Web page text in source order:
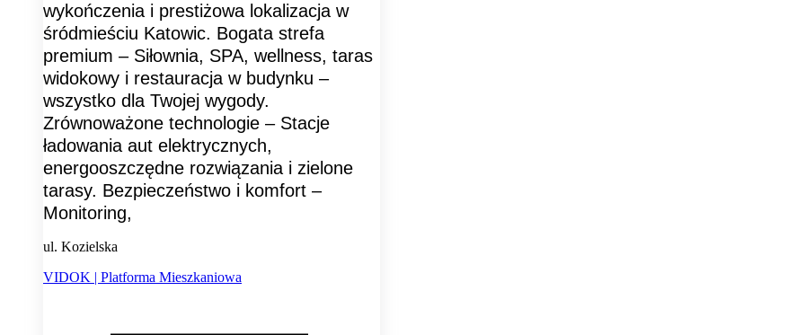
wykończenia i prestiżowa lokalizacja w
śródmieściu Katowic. Bogata strefa
premium – Siłownia, SPA, wellness, taras
widokowy i restauracja w budynku –
wszystko dla Twojej wygody.
Zrównoważone technologie – Stacje
ładowania aut elektrycznych,
energooszczędne rozwiązania i zielone
tarasy. Bezpieczeństwo i komfort –
Monitoring,
ul. Kozielska
VIDOK | Platforma Mieszkaniowa